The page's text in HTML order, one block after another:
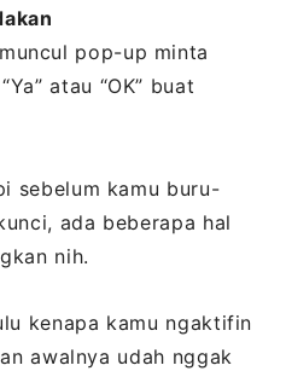
pop-up minta
atau “OK” buat
sebelum kamu buru-
ada beberapa hal
nih.
kenapa kamu ngaktifin
awalnya udah nggak